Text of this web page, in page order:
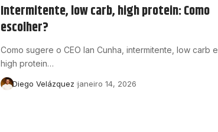
Intermitente, low carb, high protein: Como
escolher?
Como sugere o CEO Ian Cunha, intermitente, low carb e
high protein…
Diego Velázquez janeiro 14, 2026